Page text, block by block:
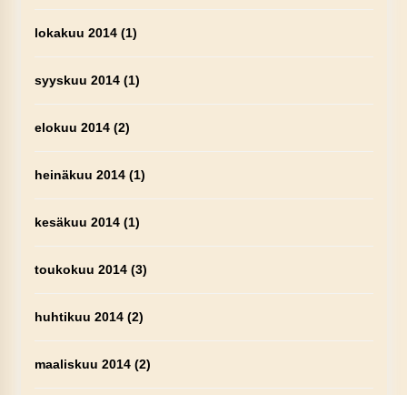
lokakuu 2014(1)
syyskuu 2014(1)
elokuu 2014(2)
heinäkuu 2014(1)
kesäkuu 2014(1)
toukokuu 2014(3)
huhtikuu 2014(2)
maaliskuu 2014(2)